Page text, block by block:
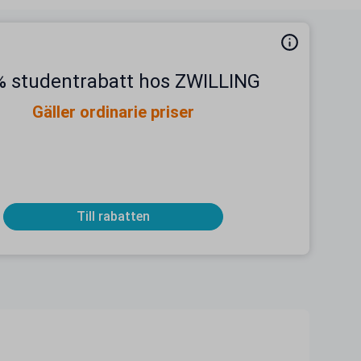
studentrabatt hos ZWILLING
Gäller ordinarie priser
Till rabatten